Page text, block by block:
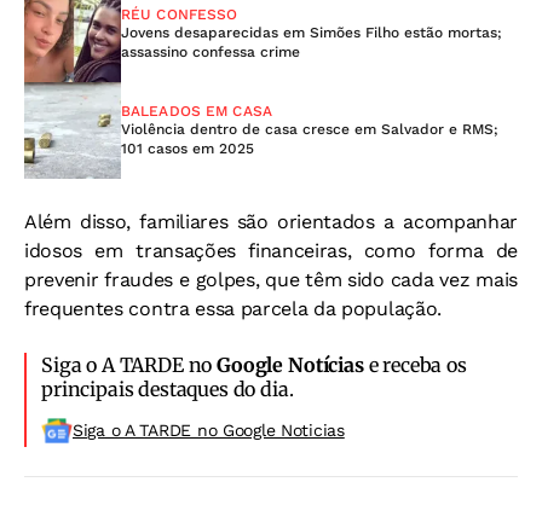
RÉU CONFESSO
Jovens desaparecidas em Simões Filho estão mortas;
assassino confessa crime
BALEADOS EM CASA
Violência dentro de casa cresce em Salvador e RMS;
101 casos em 2025
Além disso, familiares são orientados a acompanhar
idosos em transações financeiras, como forma de
prevenir fraudes e golpes, que têm sido cada vez mais
frequentes contra essa parcela da população.
Siga o A TARDE noGoogle Notíciase receba os
principais destaques do dia.
Siga o A TARDE no Google Noticias